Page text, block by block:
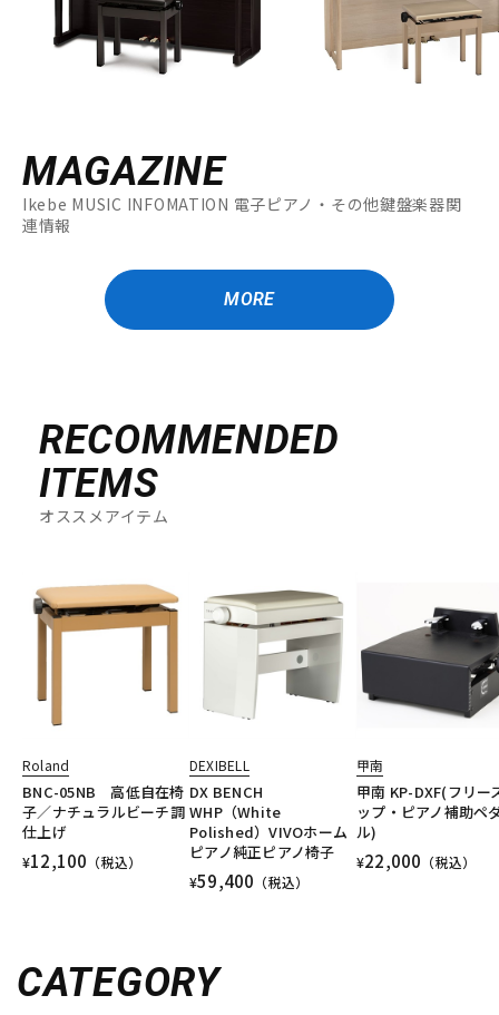
MAGAZINE
Ikebe MUSIC INFOMATION 電子ピアノ・その他鍵盤楽器関
連情報
MORE
RECOMMENDED
ITEMS
オススメアイテム
Roland
BNC-05NB 高低自在椅
子／ナチュラルビーチ調
仕上げ
¥12,100 （税込）
DEXIBELL
DX BENCH
WHP（White
Polished）VIVOホーム
ピアノ純正ピアノ椅子
¥59,400 （税込）
甲南
甲南 KP-DXF(フリー
ップ・ピアノ補助ペ
ル)
¥22,000 （税込）
CATEGORY